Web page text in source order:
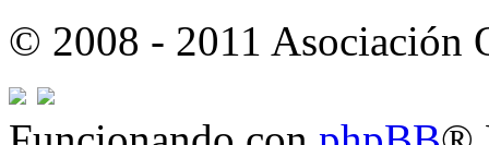
© 2008 - 2011 Asociación